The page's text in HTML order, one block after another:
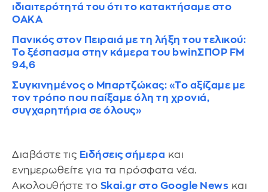
ιδιαιτερότητά του ότι το κατακτήσαμε στο
ΟΑΚΑ
Πανικός στον Πειραιά με τη λήξη του τελικού:
Το ξέσπασμα στην κάμερα του bwinΣΠΟΡ FM
94,6
Συγκινημένος ο Μπαρτζώκας: «Το αξίζαμε με
τον τρόπο που παίξαμε όλη τη χρονιά,
συγχαρητήρια σε όλους»
Διαβάστε τις Ειδήσεις σήμερα και
ενημερωθείτε για τα πρόσφατα νέα.
Ακολουθήστε το Skai.gr στο Google News και